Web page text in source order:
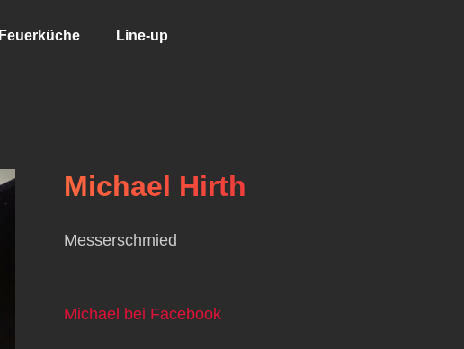
Feuerküche Line-up
Michael Hirth
Messerschmied
Michael bei Facebook